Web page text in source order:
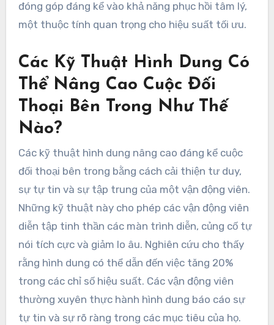
đóng góp đáng kể vào khả năng phục hồi tâm lý,
một thuộc tính quan trọng cho hiệu suất tối ưu.
Các Kỹ Thuật Hình Dung Có
Thể Nâng Cao Cuộc Đối
Thoại Bên Trong Như Thế
Nào?
Các kỹ thuật hình dung nâng cao đáng kể cuộc
đối thoại bên trong bằng cách cải thiện tư duy,
sự tự tin và sự tập trung của một vận động viên.
Những kỹ thuật này cho phép các vận động viên
diễn tập tinh thần các màn trình diễn, củng cố tự
nói tích cực và giảm lo âu. Nghiên cứu cho thấy
rằng hình dung có thể dẫn đến việc tăng 20%
trong các chỉ số hiệu suất. Các vận động viên
thường xuyên thực hành hình dung báo cáo sự
tự tin và sự rõ ràng trong các mục tiêu của họ.